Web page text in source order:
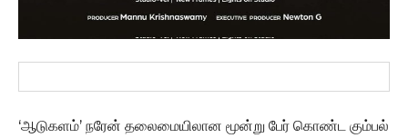
‘ஆடுகளம்’ நரேன் தலைமையிலான மூன்று பேர் கொண்ட கும்பல்